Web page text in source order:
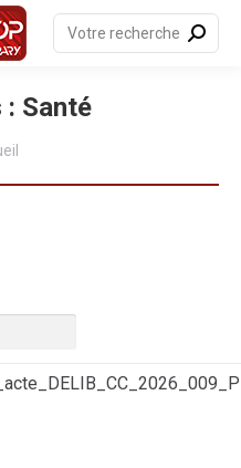
Recherche
:
: Santé
Catégories